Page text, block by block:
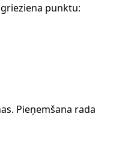
punktu:
Pieņemšana rada